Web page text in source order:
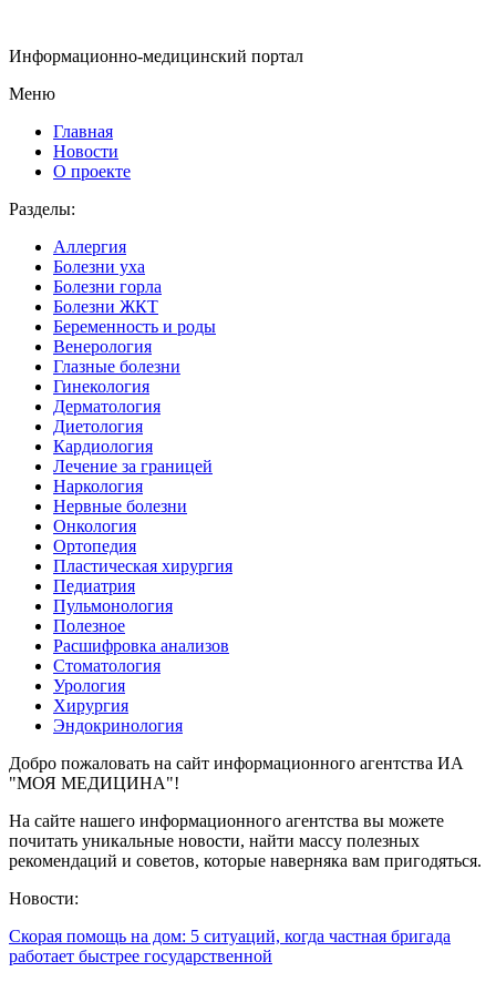
Информационно-медицинский портал
Меню
Главная
Новости
О проекте
Разделы:
Аллергия
Болезни уха
Болезни горла
Болезни ЖКТ
Беременность и роды
Венерология
Глазные болезни
Гинекология
Дерматология
Диетология
Кардиология
Лечение за границей
Наркология
Нервные болезни
Онкология
Ортопедия
Пластическая хирургия
Педиатрия
Пульмонология
Полезное
Расшифровка анализов
Стоматология
Урология
Хирургия
Эндокринология
Добро пожаловать на сайт информационного агентства ИА
"МОЯ МЕДИЦИНА"!
На сайте нашего информационного агентства вы можете
почитать уникальные новости, найти массу полезных
рекомендаций и советов, которые наверняка вам пригодяться.
Новости:
Скорая помощь на дом: 5 ситуаций, когда частная бригада
работает быстрее государственной